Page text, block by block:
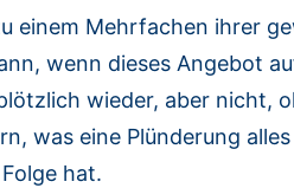
einem Mehrfachen ihrer
wenn dieses Angebot
wieder, aber nicht,
was eine Plünderung
hat.